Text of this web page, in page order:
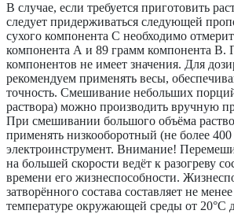
В случае, если требуется приготовить
следует придерживаться следующей
сухого компонента С необходимо
компонента А и 89 грамм компонента В.
компонентов не имеет значения. Для
рекомендуем применять весы,
точность. Смешивание небольших
раствора) можно производить вручную
При смешивании большого объёма
применять низкооборотный (не более
электроинструмент. Внимание!
на большей скорости ведёт к разогреву
времени его жизнеспособности.
затворённого состава составляет не
температуре окружающей среды от 20°С